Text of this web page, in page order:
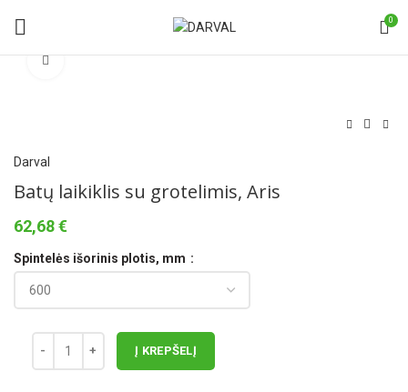
0
Darval
Batų laikiklis su grotelimis, Aris
62,68€
Spintelės išorinis plotis, mm
Į KREPŠELĮ